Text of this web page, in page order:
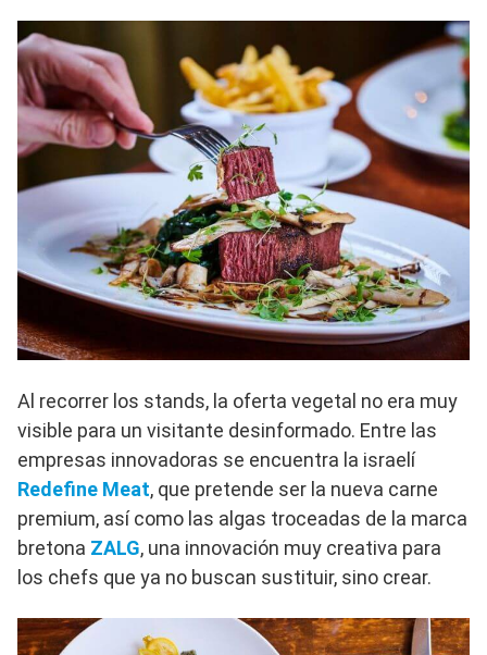
Al recorrer los stands, la oferta vegetal no era muy
visible para un visitante desinformado. Entre las
empresas innovadoras se encuentra la israelí
Redefine Meat, que pretende ser la nueva carne
premium, así como las algas troceadas de la marca
bretona ZALG, una innovación muy creativa para
los chefs que ya no buscan sustituir, sino crear.